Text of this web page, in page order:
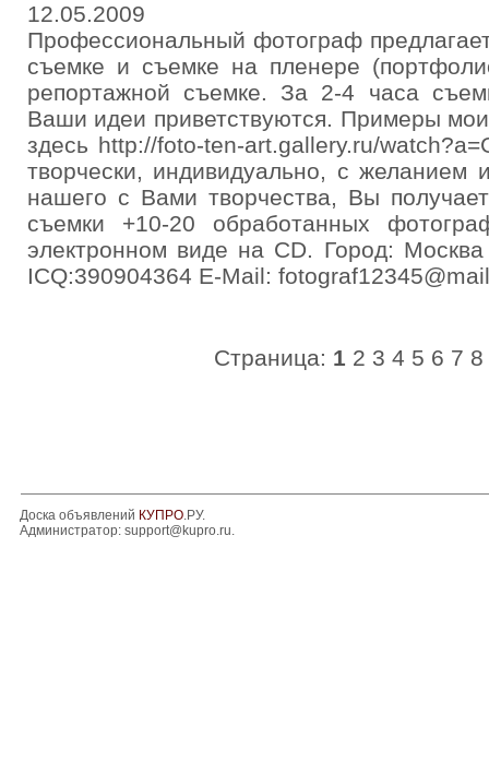
12.05.2009
Профессиональный фотограф
съемке и съемке на пленере
репортажной съемке. За 2-4 часа
Ваши идеи приветствуются. Примеры
здесь http://foto-ten-art.gallery.ru/
творчески, индивидуально, с желанием
нашего с Вами творчества, Вы
съемки +10-20 обработанных
электронном виде на CD. Город:
ICQ:390904364 E-Mail:
Страница: 1 2 3 4 5 6 7 8
Доска объявлений КУПРО.РУ.
Администратор: support@kupro.ru.